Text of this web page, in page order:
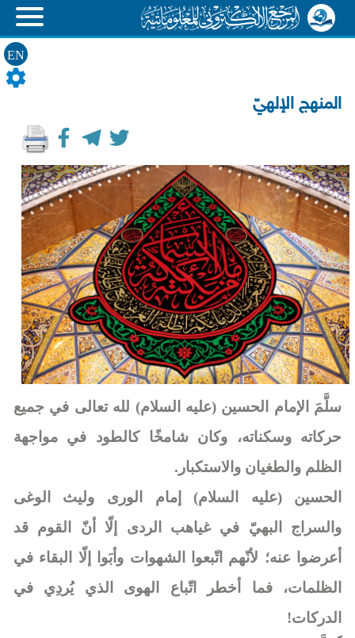
EN
المنهج الإلهيّ
سلَّمَ الإمام الحسين (عليه السلام) لله تعالى في جميع
حركاته وسكناته، وكان شامخًا كالطود في مواجهة
الظلم والطغيان والاستكبار.
الحسين (عليه السلام) إمام الورى وليث الوغى
والسراج البهيّ في غياهب الردى إلّا أنّ القوم قد
أعرضوا عنه؛ لأنّهم اتّبعوا الشهوات وأبَوا إلّا البقاء في
الظلمات، فما أخطر اتّباع الهوى الذي يُردِي في
الدركات!